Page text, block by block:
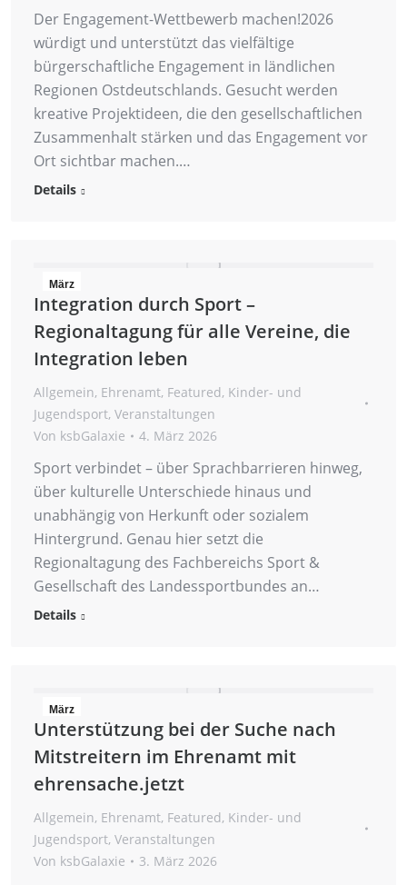
Der Engagement-Wettbewerb machen!2026
würdigt und unterstützt das vielfältige
bürgerschaftliche Engagement in ländlichen
Regionen Ostdeutschlands. Gesucht werden
kreative Projektideen, die den gesellschaftlichen
Zusammenhalt stärken und das Engagement vor
Ort sichtbar machen.…
Details
März
4
2026
Integration durch Sport –
Regionaltagung für alle Vereine, die
Integration leben
Allgemein, Ehrenamt, Featured, Kinder- und
Jugendsport, Veranstaltungen
Von ksbGalaxie 4. März 2026
Sport verbindet – über Sprachbarrieren hinweg,
über kulturelle Unterschiede hinaus und
unabhängig von Herkunft oder sozialem
Hintergrund. Genau hier setzt die
Regionaltagung des Fachbereichs Sport &
Gesellschaft des Landessportbundes an…
Details
März
3
2026
Unterstützung bei der Suche nach
Mitstreitern im Ehrenamt mit
ehrensache.jetzt
Allgemein, Ehrenamt, Featured, Kinder- und
Jugendsport, Veranstaltungen
Von ksbGalaxie 3. März 2026